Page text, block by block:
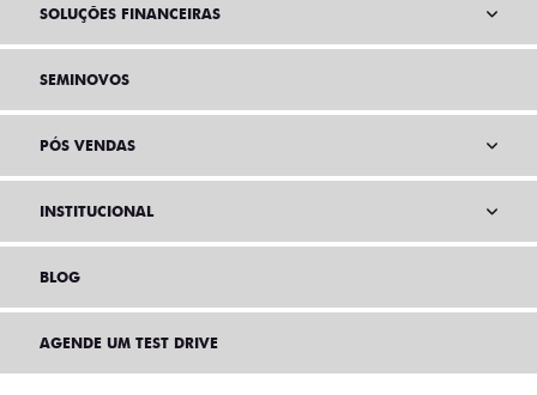
SOLUÇÕES FINANCEIRAS
SEMINOVOS
PÓS VENDAS
INSTITUCIONAL
BLOG
AGENDE UM TEST DRIVE